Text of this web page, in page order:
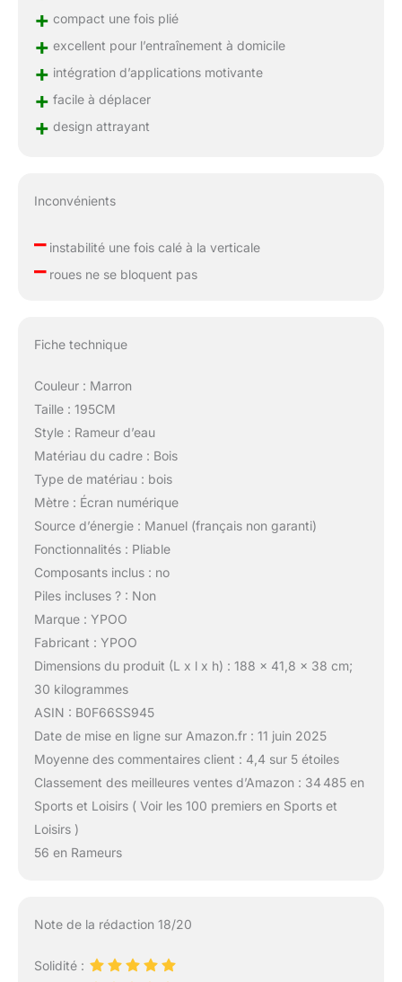
+ compact une fois plié
+ excellent pour l’entraînement à domicile
+ intégration d’applications motivante
+ facile à déplacer
+ design attrayant
Inconvénients
–instabilité une fois calé à la verticale
–roues ne se bloquent pas
Fiche technique
Couleur : Marron
Taille : 195CM
Style : Rameur d’eau
Matériau du cadre : Bois
Type de matériau : bois
Mètre : Écran numérique
Source d’énergie : Manuel (français non garanti)
Fonctionnalités : Pliable
Composants inclus : no
Piles incluses ? : Non
Marque : YPOO
Fabricant : YPOO
Dimensions du produit (L x l x h) : 188 x 41,8 x 38 cm;
30 kilogrammes
ASIN : B0F66SS945
Date de mise en ligne sur Amazon.fr : 11 juin 2025
Moyenne des commentaires client : 4,4 sur 5 étoiles
Classement des meilleures ventes d’Amazon : 34 485 en
Sports et Loisirs ( Voir les 100 premiers en Sports et
Loisirs )
56 en Rameurs
Note de la rédaction 18/20
Solidité :